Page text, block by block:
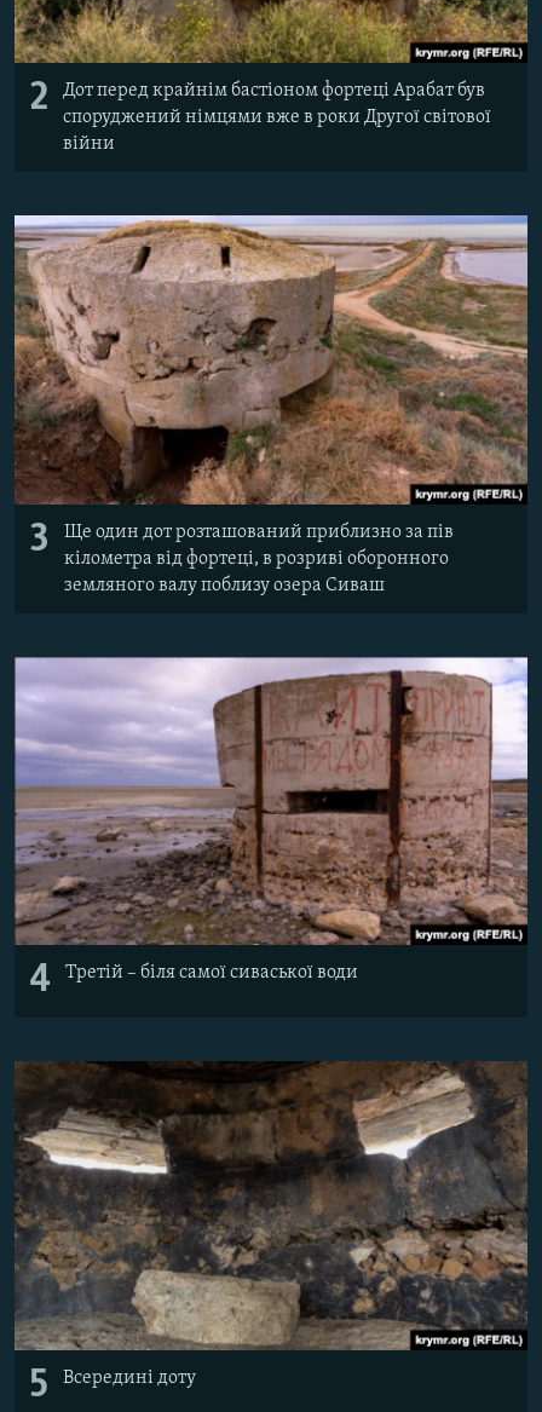
2
Дот перед крайнім бастіоном фортеці Арабат був
споруджений німцями вже в роки Другої світової
війни
3
Ще один дот розташований приблизно за пів
кілометра від фортеці, в розриві оборонного
земляного валу поблизу озера Сиваш
4 Третій – біля самої сиваської води
5 Всередині доту